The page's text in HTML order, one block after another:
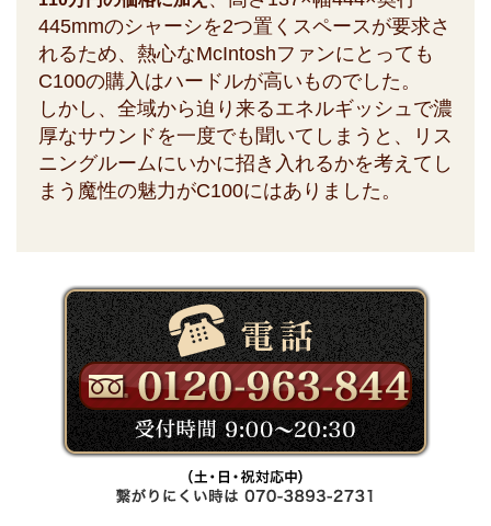
445mmのシャーシを2つ置くスペースが要求さ
れるため、熱心なMcIntoshファンにとっても
C100の購入はハードルが高いものでした。
しかし、全域から迫り来るエネルギッシュで濃
厚なサウンドを一度でも聞いてしまうと、リス
ニングルームにいかに招き入れるかを考えてし
まう魔性の魅力がC100にはありました。